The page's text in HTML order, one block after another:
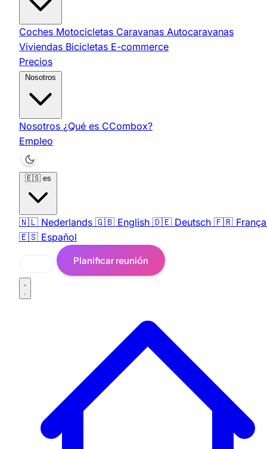
Coches Motocicletas Caravanas Autocaravanas
Viviendas Bicicletas E-commerce
Precios
Nosotros ¿Qué es CCombox?
Empleo
🇪🇸 es
🇳🇱 Nederlands 🇬🇧 English 🇩🇪 Deutsch 🇫🇷
🇪🇸 Español
Planificar reunión